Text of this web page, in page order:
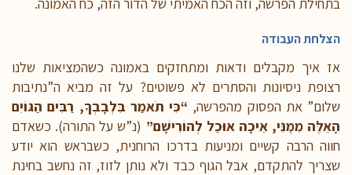
הצלחת העבודה
אז איך מקבלים ודאות ומתחזקים באמונה כשהמציאות שלנו
רצופת ניסיונות והסתרים לא פשוטים? על זה מביא ה”נתיבות
שלום” את הפסוק מהפרשה, “כִּי תֹאמַר בִּלְבָבְךָ, רַבִּים הַגּוֹיִם
הָאֵלֶּה מִמֶּנִּי, אֵיכָה אוּכַל לְהוֹרִישָׁם” (נ”ש על התורה). כשאדם
חווה הרבה קשיים ומניעות בדרכו הרוחנית, כשבראש הוא יודע
שצריך להתקדם, אבל הגוף כבד ולא נותן לזוז, זה נחשב בחינת